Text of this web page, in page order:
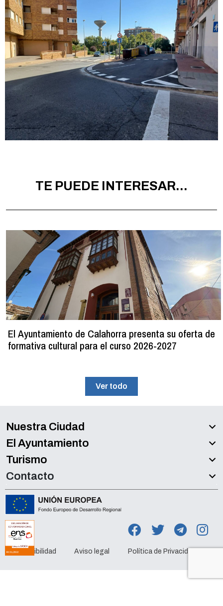
TE PUEDE INTERESAR...
El Ayuntamiento de Calahorra presenta su oferta de
formativa cultural para el curso 2026-2027
Ver todo
Nuestra Ciudad
El Ayuntamiento
Turismo
Contacto
Accesibilidad Aviso legal Política de Privacidad